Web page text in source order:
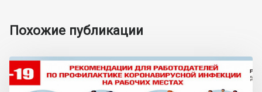
Похожие публикации